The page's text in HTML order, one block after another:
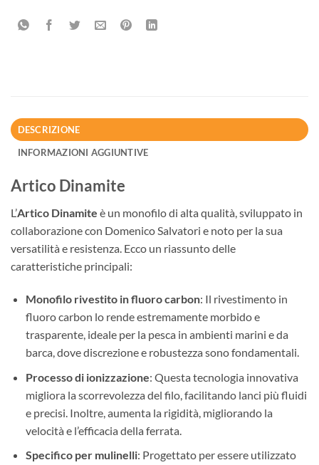
DESCRIZIONE
INFORMAZIONI AGGIUNTIVE
Artico Dinamite
L’Artico Dinamite è un monofilo di alta qualità, sviluppato in
collaborazione con Domenico Salvatori e noto per la sua
versatilità e resistenza. Ecco un riassunto delle
caratteristiche principali:
Monofilo rivestito in fluoro carbon: Il rivestimento in
fluoro carbon lo rende estremamente morbido e
trasparente, ideale per la pesca in ambienti marini e da
barca, dove discrezione e robustezza sono fondamentali.
Processo di ionizzazione: Questa tecnologia innovativa
migliora la scorrevolezza del filo, facilitando lanci più fluidi
e precisi. Inoltre, aumenta la rigidità, migliorando la
velocità e l’efficacia della ferrata.
Specifico per mulinelli: Progettato per essere utilizzato